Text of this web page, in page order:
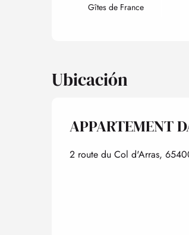
Gîtes de France
Ubicación
APPARTEMENT
2 route du Col d'Arras,